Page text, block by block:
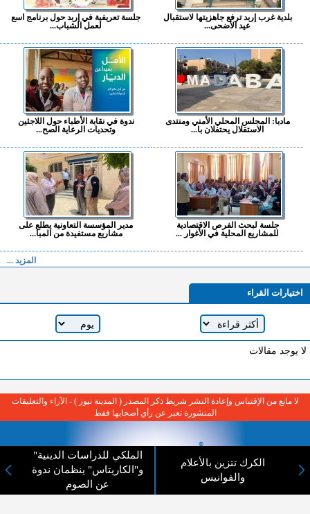
بلدية غرب إربد ترفع جاهزيتها لاستقبال
عيد الأضحى...
جلسة تعريفية في إربد حول برنامج اسع
لعمل الشباب...
مادبا: المجلس المحلي الأمني ومنتدى
الاستقلال يحتفلان با...
ندوة في نقابة الأطباء حول اللاجئين
وتحديات الرعاية الصح...
جلسة لبحث الفرص الاقتصادية
للمشاريع المحلية في الأغوار ...
مدير المؤسسة التعاونية يطلع على
مشاريع مستفيدة من المبا...
المزيد ...
اختيارات القراء
لا يوجد مقالات
الكرك تتزين بالأعلام
والفوانيس
الملكي للدراسات الدينية"
و"الكاريتاس" ينظمان ندوة
عن الصوم
لا مانع من الإقتباس وإعادة النشر شريط ذكر المصدر ( المدينة نيوز ) - الآراء والتعليقات
المنشورة تعبر عن رأي أصحابها فقط